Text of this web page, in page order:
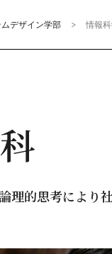
ムデザイン学部 情報
理的思考により